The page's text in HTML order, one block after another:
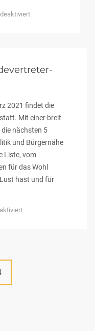
für
Menschenverachtung
2021 findet die
Mit einer breit
nächsten 5
und Bürgernähe
Liste, vom
für das Wohl
hast und für
für